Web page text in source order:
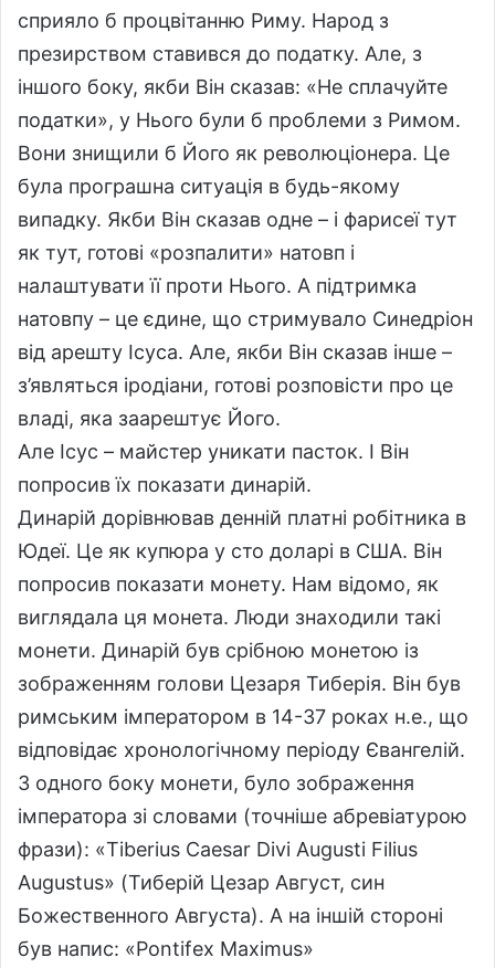
сприяло б процвітанню Риму. Народ з
презирством ставився до податку. Але, з
іншого боку, якби Він сказав: «Не сплачуйте
податки», у Нього були б проблеми з Римом.
Вони знищили б Його як революціонера. Це
була програшна ситуація в будь-якому
випадку. Якби Він сказав одне – і фарисеї тут
як тут, готові «розпалити» натовп і
налаштувати її проти Нього. А підтримка
натовпу – це єдине, що стримувало Синедріон
від арешту Ісуса. Але, якби Він сказав інше –
з’являться іродіани, готові розповісти про це
владі, яка заарештує Його.
Але Ісус – майстер уникати пасток. І Він
попросив їх показати динарій.
Динарій дорівнював денній платні робітника в
Юдеї. Це як купюра у сто доларі в США. Він
попросив показати монету. Нам відомо, як
виглядала ця монета. Люди знаходили такі
монети. Динарій був срібною монетою із
зображенням голови Цезаря Тиберія. Він був
римським імператором в 14-37 роках н.е., що
відповідає хронологічному періоду Євангелій.
З одного боку монети, було зображення
імператора зі словами (точніше абревіатурою
фрази): «Tiberius Caesar Divi Augusti Filius
Augustus» (Тиберій Цезар Август, син
Божественного Августа). А на іншій стороні
був напис: «Pontifex Maximus»